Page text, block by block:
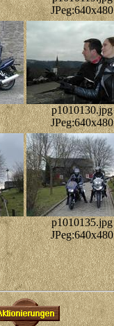
JPeg:640x480
p1010130.jpg
JPeg:640x480
p1010135.jpg
JPeg:640x480